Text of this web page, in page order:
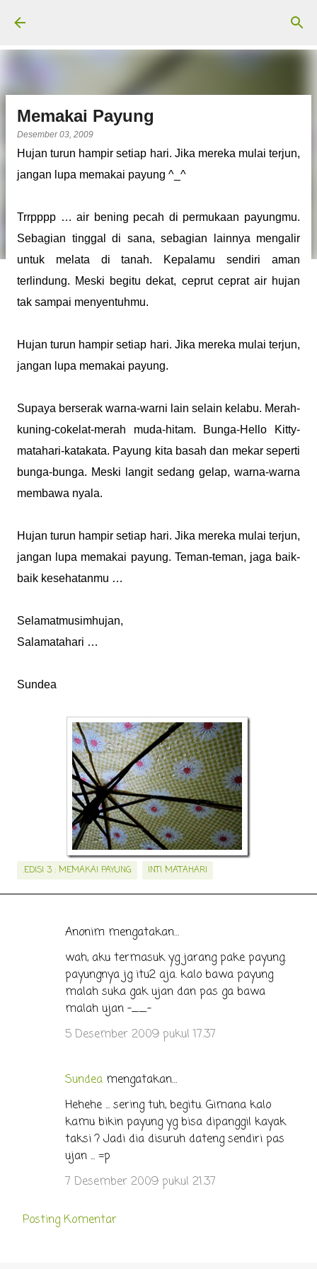
Memakai Payung
Desember 03, 2009
Hujan turun hampir setiap hari. Jika mereka mulai terjun,
jangan lupa memakai payung ^_^
Trrpppp … air bening pecah di permukaan payungmu.
Sebagian tinggal di sana, sebagian lainnya mengalir
untuk melata di tanah. Kepalamu sendiri aman
terlindung. Meski begitu dekat, ceprut ceprat air hujan
tak sampai menyentuhmu.
Hujan turun hampir setiap hari. Jika mereka mulai terjun,
jangan lupa memakai payung.
Supaya berserak warna-warni lain selain kelabu. Merah-
kuning-cokelat-merah muda-hitam. Bunga-Hello Kitty-
matahari-katakata. Payung kita basah dan mekar seperti
bunga-bunga. Meski langit sedang gelap, warna-warna
membawa nyala.
Hujan turun hampir setiap hari. Jika mereka mulai terjun,
jangan lupa memakai payung. Teman-teman, jaga baik-
baik kesehatanmu …
Selamatmusimhujan,
Salamatahari …
Sundea
.EDISI 3 : MEMAKAI PAYUNG INTI MATAHARI
Anonim mengatakan…
wah, aku termasuk yg jarang pake payung.
payungnya jg itu2 aja. kalo bawa payung
malah suka gak ujan dan pas ga bawa
malah ujan -__-
5 Desember 2009 pukul 17.37
Sundea mengatakan…
Hehehe ... sering tuh, begitu. Gimana kalo
kamu bikin payung yg bisa dipanggil kayak
taksi ? Jadi dia disuruh dateng sendiri pas
ujan ... =p
7 Desember 2009 pukul 21.37
Posting Komentar